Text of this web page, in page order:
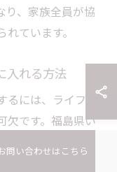
り、家族全員が協
ています。
入れる方法
には、ライフス
欠です。福島県い
いやすい収納動線
問い合わせはこちら